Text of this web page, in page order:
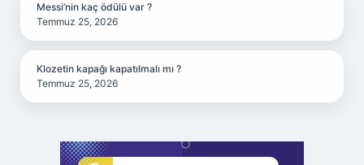
Messi’nin kaç ödülü var ?
Temmuz 25, 2026
Klozetin kapağı kapatılmalı mı ?
Temmuz 25, 2026